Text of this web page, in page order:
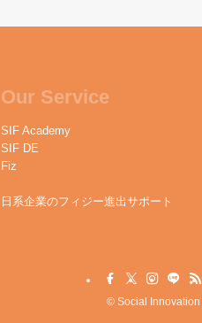
Our Service
SIF Academy
SIF DE
Fiz
日系企業のフィジー進出サポート
© Social Innovation